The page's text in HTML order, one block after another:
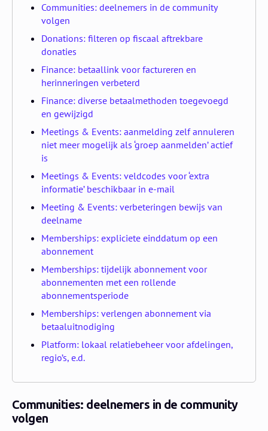
Communities: deelnemers in de community
volgen
Donations: filteren op fiscaal aftrekbare
donaties
Finance: betaallink voor factureren en
herinneringen verbeterd
Finance: diverse betaalmethoden toegevoegd
en gewijzigd
Meetings & Events: aanmelding zelf annuleren
niet meer mogelijk als ‘groep aanmelden’ actief
is
Meetings & Events: veldcodes voor ‘extra
informatie’ beschikbaar in e-mail
Meeting & Events: verbeteringen bewijs van
deelname
Memberships: expliciete einddatum op een
abonnement
Memberships: tijdelijk abonnement voor
abonnementen met een rollende
abonnementsperiode
Memberships: verlengen abonnement via
betaaluitnodiging
Platform: lokaal relatiebeheer voor afdelingen,
regio’s, e.d.
Communities: deelnemers in de community
volgen